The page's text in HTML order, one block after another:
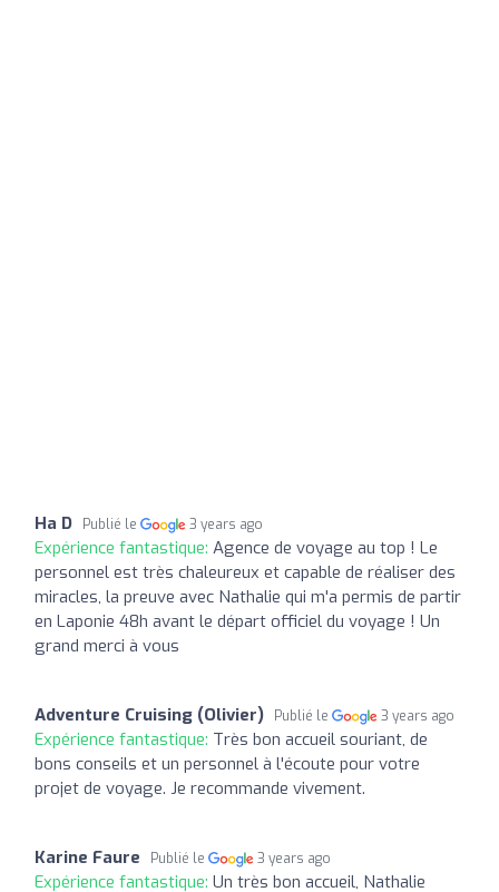
Ha D Publié le 3 years ago
Expérience fantastique: Agence de voyage au top ! Le
personnel est très chaleureux et capable de réaliser des
miracles, la preuve avec Nathalie qui m'a permis de partir
en Laponie 48h avant le départ officiel du voyage ! Un
grand merci à vous
Adventure Cruising (Olivier) Publié le 3 years ago
Expérience fantastique: Très bon accueil souriant, de
bons conseils et un personnel à l'écoute pour votre
projet de voyage. Je recommande vivement.
Karine Faure Publié le 3 years ago
Expérience fantastique: Un très bon accueil, Nathalie